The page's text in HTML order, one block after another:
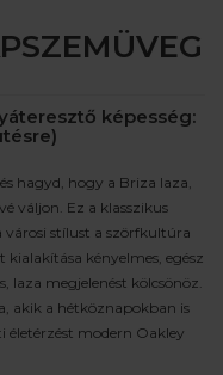
képesség:
hagyd, hogy a Briza laza,
váljon. Ez a klasszikus
stílust a szörfkultúra
kényelmes, egész
laza megjelenést kölcsönöz.
akik a hétköznapokban is
életérzést modern Oakley